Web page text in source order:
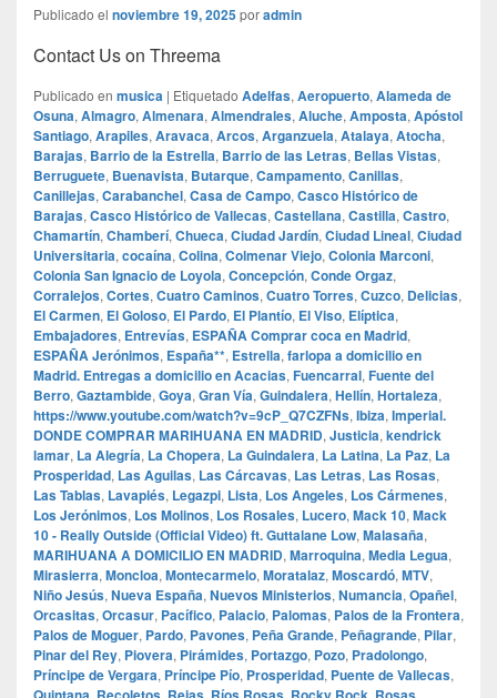
Publicado el noviembre 19, 2025poradmin
Contact Us on Threema
Publicado en musica | Etiquetado Adelfas, Aeropuerto, Alameda de
Osuna, Almagro, Almenara, Almendrales, Aluche, Amposta, Apóstol
Santiago, Arapiles, Aravaca, Arcos, Arganzuela, Atalaya, Atocha,
Barajas, Barrio de la Estrella, Barrio de las Letras, Bellas Vistas,
Berruguete, Buenavista, Butarque, Campamento, Canillas,
Canillejas, Carabanchel, Casa de Campo, Casco Histórico de
Barajas, Casco Histórico de Vallecas, Castellana, Castilla, Castro,
Chamartín, Chamberí, Chueca, Ciudad Jardín, Ciudad Lineal, Ciudad
Universitaria, cocaína, Colina, Colmenar Viejo, Colonia Marconi,
Colonia San Ignacio de Loyola, Concepción, Conde Orgaz,
Corralejos, Cortes, Cuatro Caminos, Cuatro Torres, Cuzco, Delicias,
El Carmen, El Goloso, El Pardo, El Plantío, El Viso, Elíptica,
Embajadores, Entrevías, ESPAÑA Comprar coca en Madrid,
ESPAÑA Jerónimos, España**, Estrella, farlopa a domicilio en
Madrid. Entregas a domicilio en Acacias, Fuencarral, Fuente del
Berro, Gaztambide, Goya, Gran Vía, Guindalera, Hellín, Hortaleza,
https://www.youtube.com/watch?v=9cP_Q7CZFNs, Ibiza, Imperial.
DONDE COMPRAR MARIHUANA EN MADRID, Justicia, kendrick
lamar, La Alegría, La Chopera, La Guindalera, La Latina, La Paz, La
Prosperidad, Las Aguilas, Las Cárcavas, Las Letras, Las Rosas,
Las Tablas, Lavapiés, Legazpi, Lista, Los Angeles, Los Cármenes,
Los Jerónimos, Los Molinos, Los Rosales, Lucero, Mack 10, Mack
10 - Really Outside (Official Video) ft. Guttalane Low, Malasaña,
MARIHUANA A DOMICILIO EN MADRID, Marroquina, Media Legua,
Mirasierra, Moncloa, Montecarmelo, Moratalaz, Moscardó, MTV,
Niño Jesús, Nueva España, Nuevos Ministerios, Numancia, Opañel,
Orcasitas, Orcasur, Pacífico, Palacio, Palomas, Palos de la Frontera,
Palos de Moguer, Pardo, Pavones, Peña Grande, Peñagrande, Pilar,
Pinar del Rey, Piovera, Pirámides, Portazgo, Pozo, Pradolongo,
Príncipe de Vergara, Príncipe Pío, Prosperidad, Puente de Vallecas,